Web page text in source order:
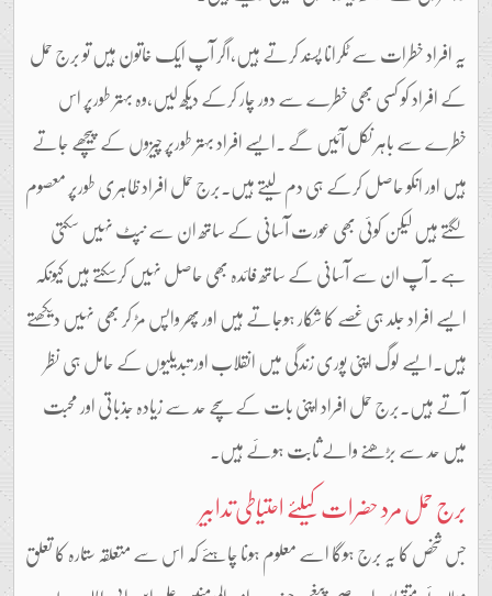
یہ افراد خطرات سے ٹکرانا پسند کرتے ہیں،اگر آپ ایک خاتون ہیں تو برج حمل
کے افراد کو کسی بھی خطرے سے دور چار کرکے دیکھ لیں،وہ بہتر طورپر اس
خطرے سے باہر نکل آئیں گے ۔ایسے افراد بہتر طورپر چیزوں کے پیچھے جاتے
ہیں اور انکو حاصل کرکے ہی دم لیتے ہیں۔برج حمل افراد ظاہری طورپر معصوم
لگتے ہیں لیکن کوئی بھی عورت آسانی کے ساتھ ان سے نپٹ نہیں سکتی
ہے ۔آپ ان سے آسانی کے ساتھ فائدہ بھی حاصل نہیں کرسکتے ہیں کیونکہ
ایسے افراد جلد ہی غصے کا شکار ہوجاتے ہیں اور پھر واپس مڑ کر بھی نہیں دیکھتے
ہیں۔ایسے لوگ اپنی پوری زندگی میں انقلاب اور تبدیلیوں کے حامل ہی نظر
آتے ہیں۔برج حمل افراد اپنی بات کے سچے حد سے زیادہ جذباتی اور محبت
میں حد سے بڑھنے والے ثابت ہوئے ہیں۔
برج حمل مرد حضرات کیلئے احتیاطی تدابیر
جس شخص کا یہ برج ہوگا اسے معلوم ہونا چاہئے کہ اس سے متعلقہ ستارہ کا تعلق